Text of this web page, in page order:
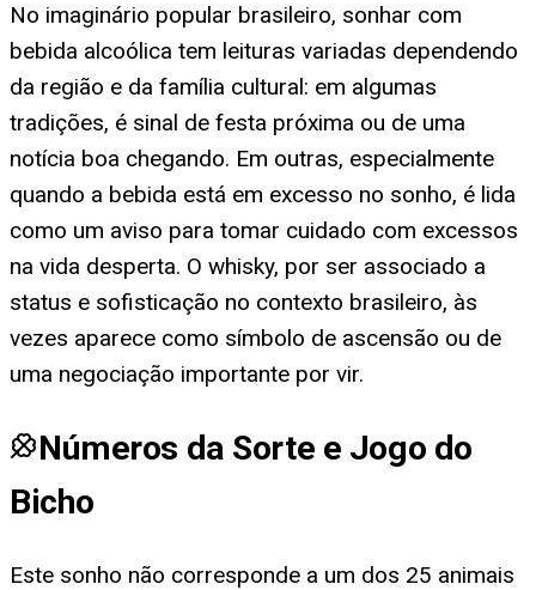
No imaginário popular brasileiro, sonhar com
bebida alcoólica tem leituras variadas dependendo
da região e da família cultural: em algumas
tradições, é sinal de festa próxima ou de uma
notícia boa chegando. Em outras, especialmente
quando a bebida está em excesso no sonho, é lida
como um aviso para tomar cuidado com excessos
na vida desperta. O whisky, por ser associado a
status e sofisticação no contexto brasileiro, às
vezes aparece como símbolo de ascensão ou de
uma negociação importante por vir.
Números da Sorte e Jogo do
Bicho
Este sonho não corresponde a um dos 25 animais